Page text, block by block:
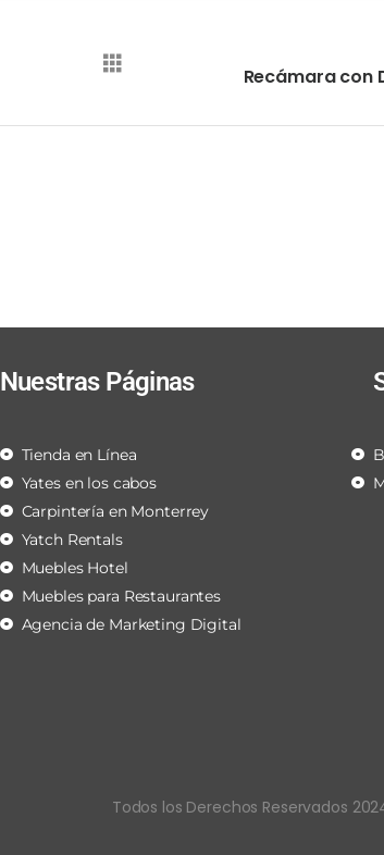
Nuestras Páginas
Tienda en Línea
Yates en los cabos
Carpintería en Monterrey
Yatch Rentals
Muebles Hotel
Muebles para Restaurantes
Agencia de Marketing Digital
Todos los Derechos Reservados